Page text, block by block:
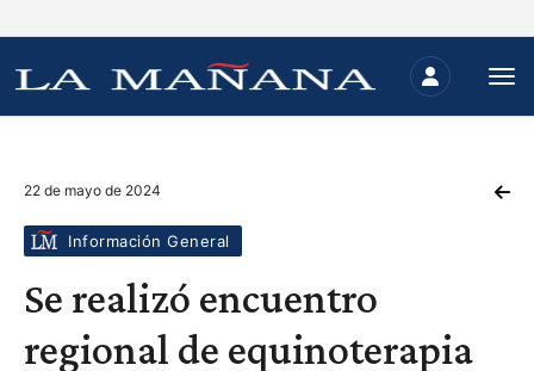
22 de mayo de 2024
Información General
Se realizó encuentro
regional de equinoterapia